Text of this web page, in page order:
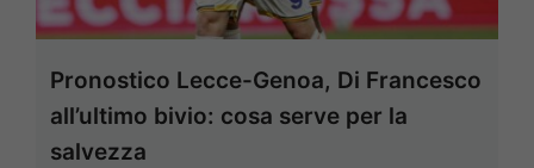
Pronostico Lecce-Genoa, Di Francesco
all’ultimo bivio: cosa serve per la
salvezza